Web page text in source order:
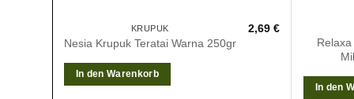
KRUPUK
Nesia Krupuk Teratai Warna 250gr
2,69 €
In den Warenkorb
In den